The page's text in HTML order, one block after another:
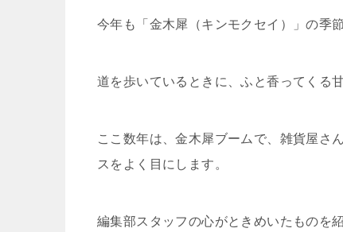
今年も「金木犀（キンモクセイ）」の季
道を歩いているときに、ふと香ってくる
ここ数年は、金木犀ブームで、雑貨屋さ
スをよく目にします。
編集部スタッフの心がときめいたものを